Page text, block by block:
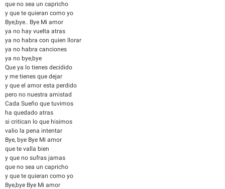
que no sea un capricho
y que te quieran como yo
Bye,bye.. Bye Mi amor
ya no hay vuelta atras
ya no habra con quien llorar
ya no habra canciones
ya no bye,bye
Que ya lo tienes decidido
y me tienes que dejar
y que el amor esta perdido
pero no nuestra amistad
Cada Sueño que tuvimos
ha quedado atras
si critican lo que hisimos
valio la pena intentar
Bye, bye Bye Mi amor
que te valla bien
y que no sufras jamas
que no sea un capricho
y que te quieran como yo
Bye,bye Bye Mi amor